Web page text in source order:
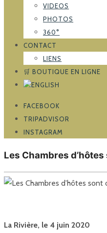
VIDEOS
PHOTOS
360°
CONTACT
LIENS
🛒 BOUTIQUE EN LIGNE
FACEBOOK
TRIPADVISOR
INSTAGRAM
Les Chambres
La Rivière, le 4 juin 2020